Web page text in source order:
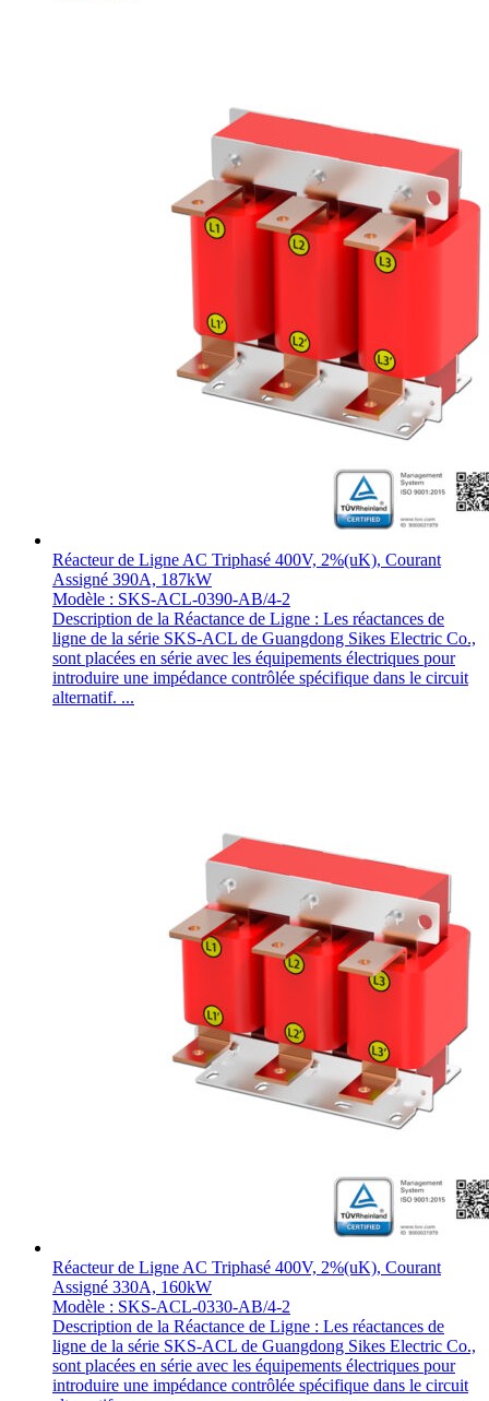
Réacteur de Ligne AC Triphasé 400V, 2%(uK), Courant
Assigné 390A, 187kW
Modèle : SKS-ACL-0390-AB/4-2
Description de la Réactance de Ligne : Les réactances de
ligne de la série SKS-ACL de Guangdong Sikes Electric Co.,
sont placées en série avec les équipements électriques pour
introduire une impédance contrôlée spécifique dans le circuit
alternatif. ...
Réacteur de Ligne AC Triphasé 400V, 2%(uK), Courant
Assigné 330A, 160kW
Modèle : SKS-ACL-0330-AB/4-2
Description de la Réactance de Ligne : Les réactances de
ligne de la série SKS-ACL de Guangdong Sikes Electric Co.,
sont placées en série avec les équipements électriques pour
introduire une impédance contrôlée spécifique dans le circuit